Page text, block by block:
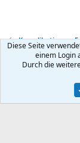
Komplikationen,
Kontakt
Community platform
Diese Seite
einem Login
Durch die